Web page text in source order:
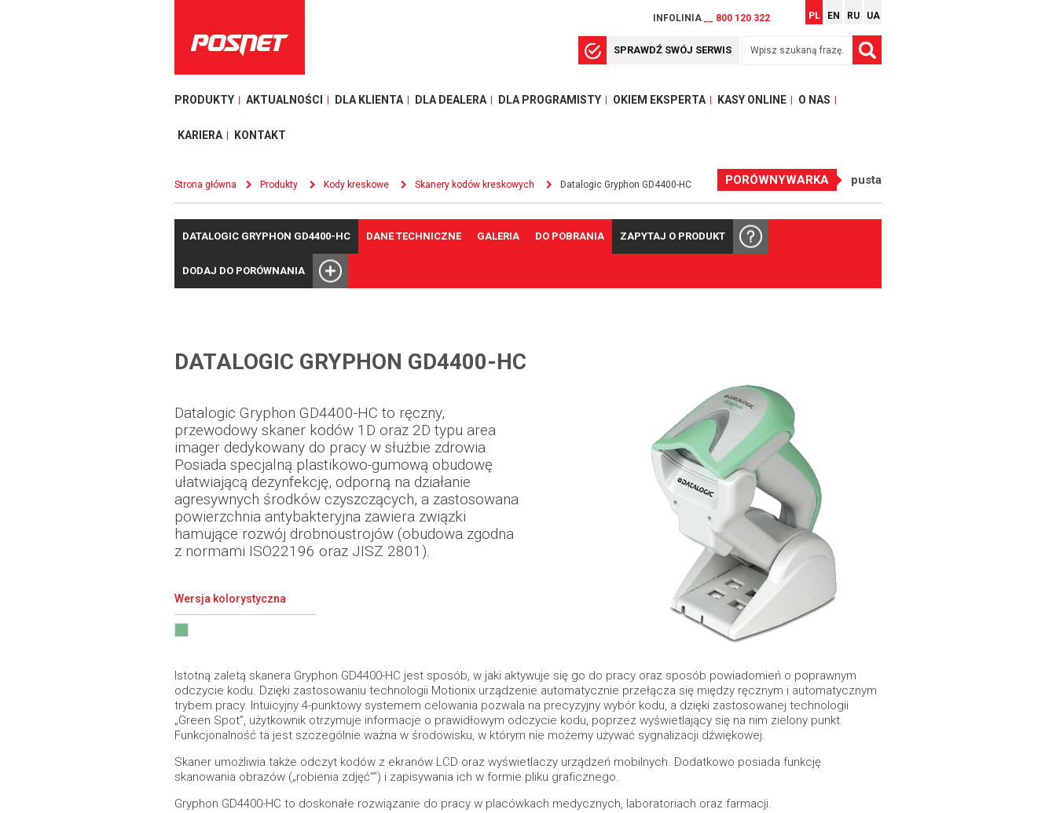
INFOLINIA __ 800 120 322 PL EN RU UA
SPRAWDŹ SWÓJ SERWIS
PRODUKTY AKTUALNOŚCI DLA KLIENTA DLA DEALERA DLA PROGRAMISTY OKIEM EKSPERTA KASY ONLINE O NAS
KARIERA KONTAKT
Strona główna Produkty Kody kreskowe Skanery kodów kreskowych Datalogic Gryphon GD4400-HC PORÓWNYWARKA pusta
DATALOGIC GRYPHON GD4400-HC DANE TECHNICZNE GALERIA DO POBRANIA ZAPYTAJ O PRODUKT
DODAJ DO PORÓWNANIA
DATALOGIC GRYPHON GD4400-HC
Datalogic Gryphon GD4400-HC to ręczny,
przewodowy skaner kodów 1D oraz 2D typu area
imager dedykowany do pracy w służbie zdrowia.
Posiada specjalną plastikowo-gumową obudowę
ułatwiającą dezynfekcję, odporną na działanie
agresywnych środków czyszczących, a zastosowana
powierzchnia antybakteryjna zawiera związki
hamujące rozwój drobnoustrojów (obudowa zgodna
z normami ISO22196 oraz JISZ 2801).
Wersja kolorystyczna
Istotną zaletą skanera Gryphon GD4400-HC jest sposób, w jaki aktywuje się go do pracy oraz sposób powiadomień o poprawnym
odczycie kodu. Dzięki zastosowaniu technologii Motionix urządzenie automatycznie przełącza się między ręcznym i automatycznym
trybem pracy. Intuicyjny 4-punktowy systemem celowania pozwala na precyzyjny wybór kodu, a dzięki zastosowanej technologii
„Green Spot”, użytkownik otrzymuje informacje o prawidłowym odczycie kodu, poprzez wyświetlający się na nim zielony punkt.
Funkcjonalność ta jest szczególnie ważna w środowisku, w którym nie możemy używać sygnalizacji dźwiękowej.
Skaner umożliwia także odczyt kodów z ekranów LCD oraz wyświetlaczy urządzeń mobilnych. Dodatkowo posiada funkcję
skanowania obrazów („robienia zdjęć””) i zapisywania ich w formie pliku graficznego.
Gryphon GD4400-HC to doskonałe rozwiązanie do pracy w placówkach medycznych, laboratoriach oraz farmacji.